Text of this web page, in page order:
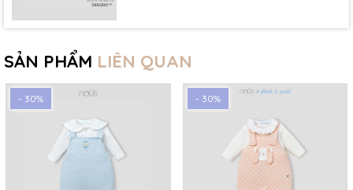
SẢN PHẨM LIÊN QUAN
- 30% - 30%